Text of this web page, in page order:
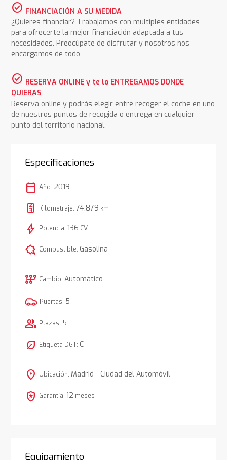
check_circle FINANCIACIÓN A SU MEDIDA
¿Quieres financiar? Trabajamos con multiples entidades
para ofrecerte la mejor financiación adaptada a tus
necesidades. Preocúpate de disfrutar y nosotros nos
encargamos de todo
check_circle RESERVA ONLINE y te lo ENTREGAMOS DONDE
QUIERAS
Reserva online y podrás elegir entre recoger el coche en uno
de nuestros puntos de recogida o entrega en cualquier
punto del territorio nacional.
Especificaciones
calendar_today Año: 2019
Kilometraje: 74.879 km
bolt Potencia: 136 CV
comic_bubble Combustible: Gasolina
auto_transmission Cambio: Automático
Puertas: 5
group Plazas: 5
nest_eco_leaf Etiqueta DGT: C
location_on Ubicación: Madrid - Ciudad del Automóvil
local_police Garantía: 12 meses
Equipamiento